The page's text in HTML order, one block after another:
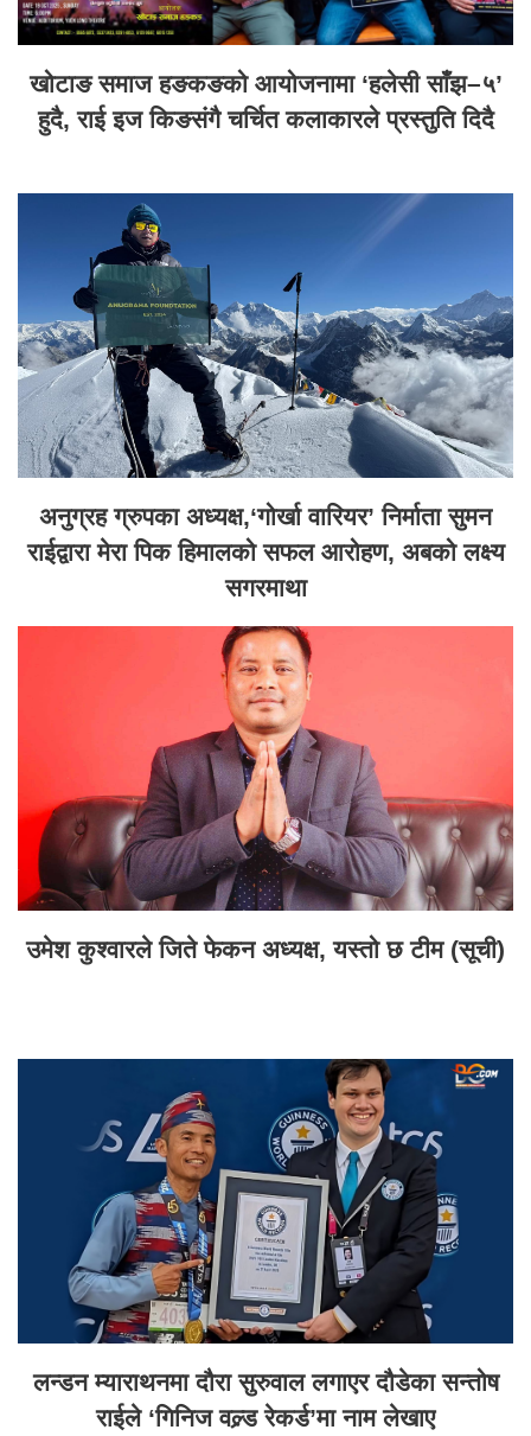
खोटाङ समाज हङकङको आयोजनामा ‘हलेसी साँझ–५’
हुदै, राई इज किङसंगै चर्चित कलाकारले प्रस्तुति दिदै
अनुग्रह ग्रुपका अध्यक्ष,‘गोर्खा वारियर’ निर्माता सुमन
राईद्वारा मेरा पिक हिमालको सफल आरोहण, अबको लक्ष्य
सगरमाथा
उमेश कुश्वारले जिते फेकन अध्यक्ष, यस्तो छ टीम (सूची)
लन्डन म्याराथनमा दौरा सुरुवाल लगाएर दौडेका सन्तोष
राईले ‘गिनिज वल्र्ड रेकर्ड’मा नाम लेखाए